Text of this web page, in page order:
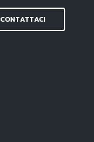
CONTATTACI